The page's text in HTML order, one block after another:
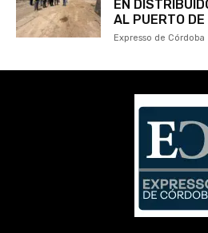
EN
AL PUERTO
Expresso de Córdoba